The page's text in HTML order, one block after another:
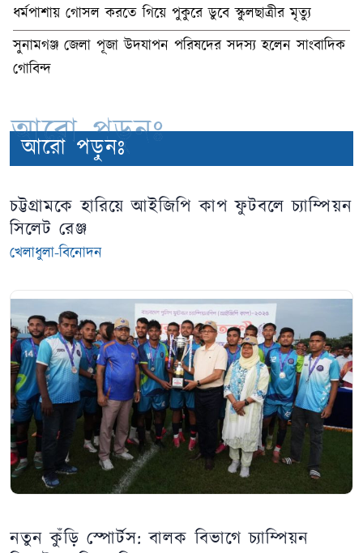
ধর্মপাশায় গোসল করতে গিয়ে পুকুরে ডুবে স্কুলছাত্রীর মৃত্যু
সুনামগঞ্জ জেলা পূজা উদযাপন পরিষদের সদস্য হলেন সাংবাদিক
গোবিন্দ
আরো পড়ুনঃ
আরো পড়ুনঃ
চট্টগ্রামকে হারিয়ে আইজিপি কাপ ফুটবলে চ্যাম্পিয়ন
সিলেট রেঞ্জ
খেলাধুলা-বিনোদন
নতুন কুঁড়ি স্পোর্টস: বালক বিভাগে চ্যাম্পিয়ন